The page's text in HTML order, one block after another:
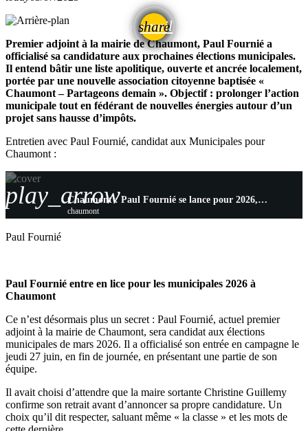
share
email
Premier adjoint à la mairie de Chaumont, Paul Fournié a
officialisé sa candidature aux prochaines élections municipales.
Il entend bâtir une liste apolitique, ouverte et ancrée localement,
portée par une nouvelle association citoyenne baptisée «
Chaumont – Partageons demain ». Objectif : prolonger l’action
municipale tout en fédérant de nouvelles énergies autour d’un
projet sans hausse d’impôts.
Entretien avec Paul Fournié, candidat aux Municipales pour
Chaumont :
play_arrow Chaumont : Paul Fournié se lance pour 2026, une candidature entre continuité et renouvellement
chaumont
Paul Fournié
Paul Fournié entre en lice pour les municipales 2026 à
Chaumont
Ce n’est désormais plus un secret : Paul Fournié, actuel premier
adjoint à la mairie de Chaumont, sera candidat aux élections
municipales de mars 2026. Il a officialisé son entrée en campagne le
jeudi 27 juin, en fin de journée, en présentant une partie de son
équipe.
Il avait choisi d’attendre que la maire sortante Christine Guillemy
confirme son retrait avant d’annoncer sa propre candidature. Un
choix qu’il dit respecter, saluant même « la classe » et les mots de